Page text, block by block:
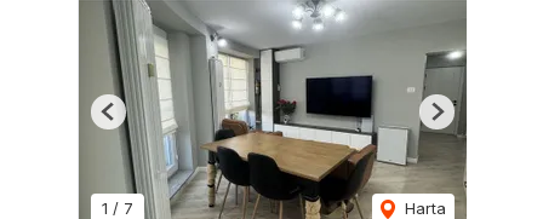
1 / 7 Harta
Previous Next